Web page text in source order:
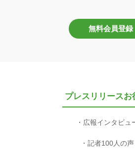
無料会員登録
プレスリリースお
広報インタビュ
記者100人の声